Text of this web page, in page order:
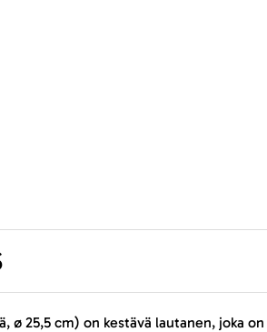
ø 25,5 cm) on kestävä lautanen, joka